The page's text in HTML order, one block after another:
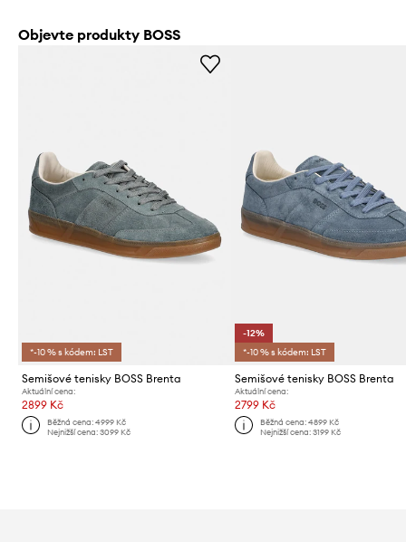
Objevte produkty BOSS
*-10 % s kódem: LST
Semišové tenisky BOSS Brenta
Aktuální cena:
2899 Kč
Běžná cena:4999 Kč
Nejnižší cena:3099 Kč
-12%
*-10 % s kódem: LST
Semišové tenisky BOSS Brenta
Aktuální cena:
2799 Kč
Běžná cena: 4899 Kč
Nejnižší cena: 3199 Kč